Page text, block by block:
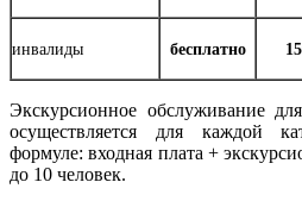
инвалиды бесплатно
Экскурсионное обслуживание
осуществляется для каждой
формуле: входная плата +
до 10 человек.